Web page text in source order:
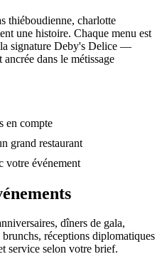
thiéboudienne, charlotte
une histoire. Chaque menu est
la signature Deby's Delice —
dans le métissage
en compte
grand restaurant
votre événement
dîners de gala,
réceptions diplomatiques
service selon votre brief.